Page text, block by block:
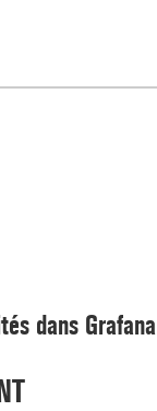
dans Grafana